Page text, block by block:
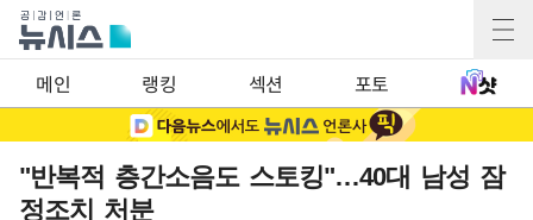
메인 랭킹 섹션 포토
"반복적 층간소음도 스토킹"…40대 남성 잠
정조치 처분